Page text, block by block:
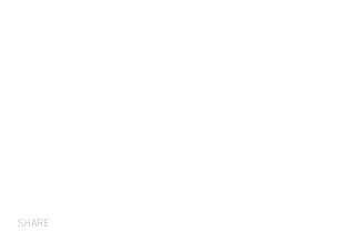
SHARE